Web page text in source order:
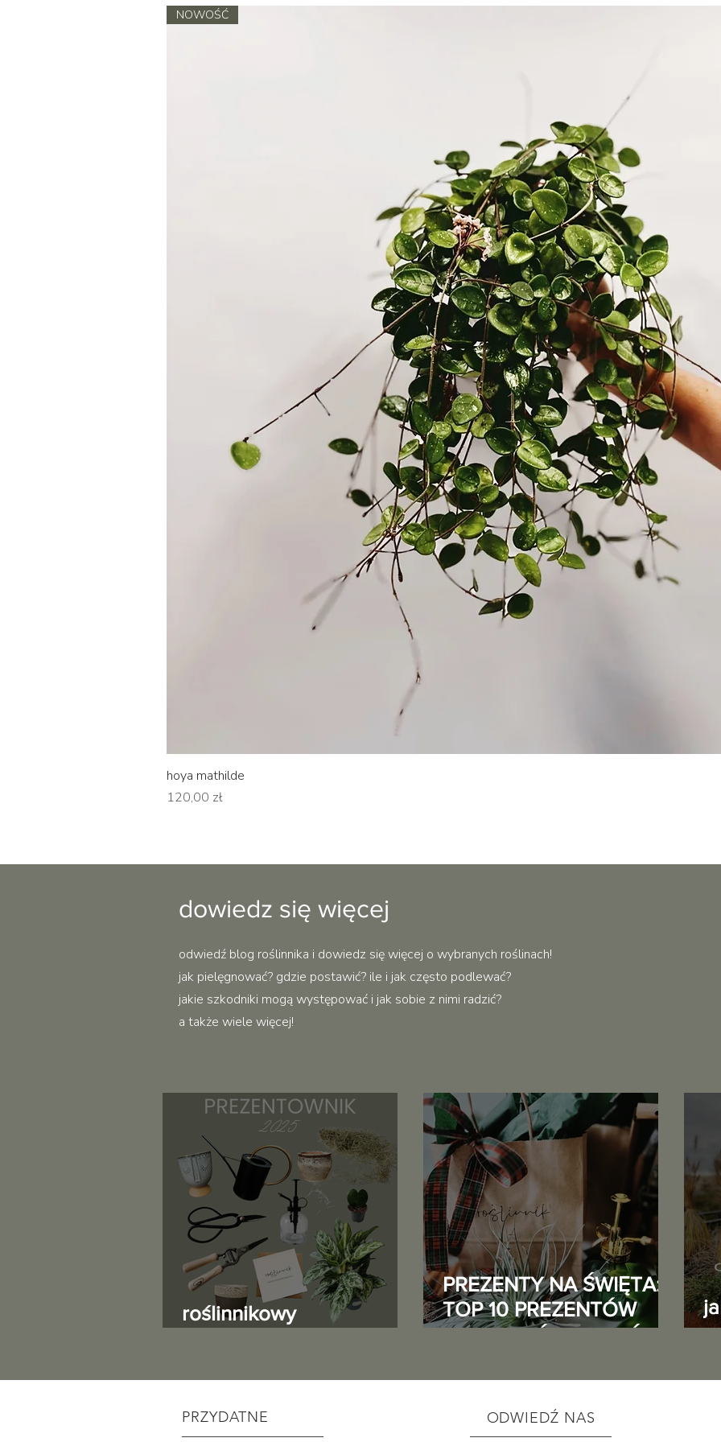
NOWOŚĆ
hoya mathilde
Cena
120,00 zł
dowiedz się więcej
odwiedź blog roślinnika i dowiedz się więcej o wybranych roślinach!
jak pielęgnować? gdzie postawić? ile i jak często podlewać?
jakie szkodniki mogą występować i jak sobie z nimi radzić?
a także wiele więcej!
roślinnikowy
PREZENTY NA ŚWIĘTA:
TOP 10 PREZENTÓW
DLA MIŁOŚNIKA ROŚLIN
PRZYDATNE ODWIEDŹ NAS